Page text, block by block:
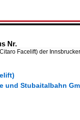
Nr.
Facelift) der Innsbrucker
und Stubaitalbahn